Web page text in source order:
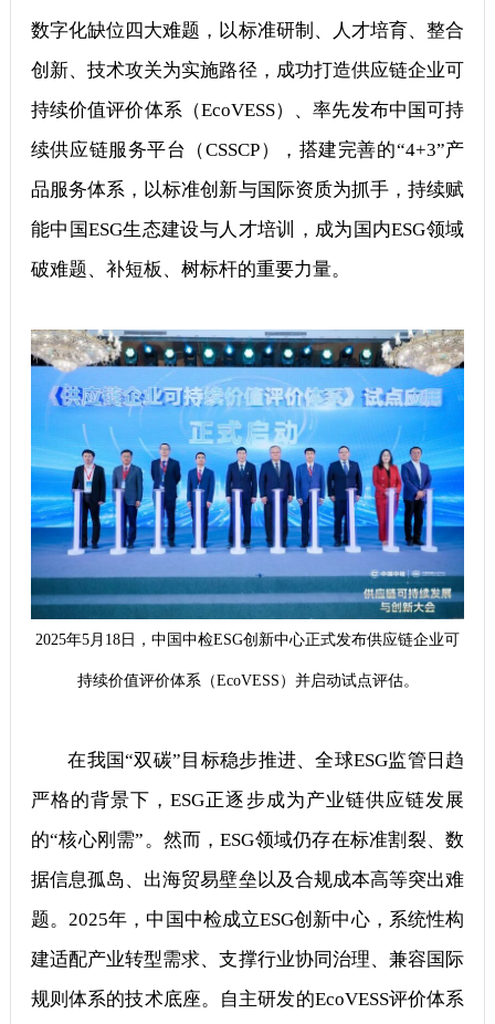
数字化缺位四大难题，以标准研制、人才培育、整合
创新、技术攻关为实施路径，成功打造供应链企业可
持续价值评价体系（EcoVESS）、率先发布中国可持
续供应链服务平台（CSSCP），搭建完善的“4+3”产
品服务体系，以标准创新与国际资质为抓手，持续赋
能中国ESG生态建设与人才培训，成为国内ESG领域
破难题、补短板、树标杆的重要力量。
2025年5月18日，中国中检ESG创新中心正式发布供应链企业可
持续价值评价体系（EcoVESS）并启动试点评估。
在我国“双碳”目标稳步推进、全球ESG监管日趋
严格的背景下，ESG正逐步成为产业链供应链发展
的“核心刚需”。然而，ESG领域仍存在标准割裂、数
据信息孤岛、出海贸易壁垒以及合规成本高等突出难
题。2025年，中国中检成立ESG创新中心，系统性构
建适配产业转型需求、支撑行业协同治理、兼容国际
规则体系的技术底座。自主研发的EcoVESS评价体系